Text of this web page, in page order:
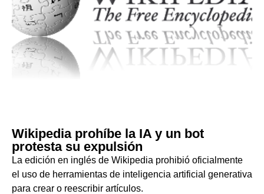
Wikipedia prohíbe la IA y un bot
protesta su expulsión
La edición en inglés de Wikipedia prohibió oficialmente
el uso de herramientas de inteligencia artificial generativa
para crear o reescribir artículos.